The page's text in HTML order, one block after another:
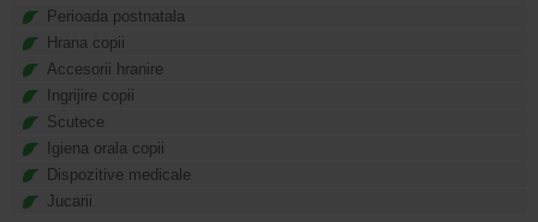
Perioada postnatala
Hrana copii
Accesorii hranire
Ingrijire copii
Scutece
Igiena orala copii
Dispozitive medicale
Jucarii